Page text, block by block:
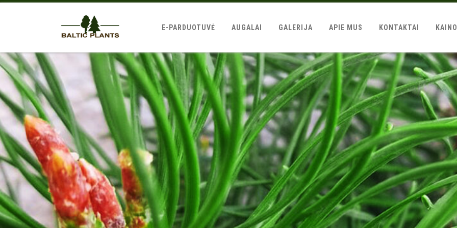
E-PARDUOTUVĖ AUGALAI GALERIJA APIE MUS KONTAKTAI